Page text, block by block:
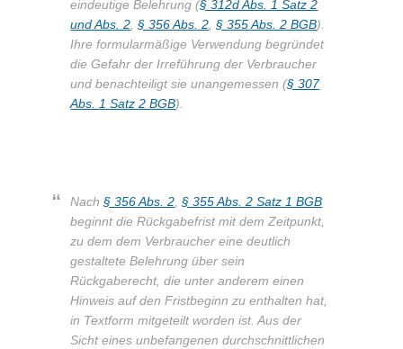
eindeutige Belehrung (§ 312d Abs. 1 Satz 2
und Abs. 2 ,§ 356 Abs. 2 ,§ 355 Abs. 2 BGB).
Ihre formularmäßige Verwendung begründet
die Gefahr der Irreführung der Verbraucher
und benachteiligt sie unangemessen (§ 307
Abs. 1 Satz 2 BGB).
Nach§ 356 Abs. 2,§ 355 Abs. 2 Satz 1 BGB
beginnt die Rückgabefrist mit dem Zeitpunkt,
zu dem dem Verbraucher eine deutlich
gestaltete Belehrung über sein
Rückgaberecht, die unter anderem einen
Hinweis auf den Fristbeginn zu enthalten hat,
in Textform mitgeteilt worden ist. Aus der
Sicht eines unbefangenen durchschnittlichen